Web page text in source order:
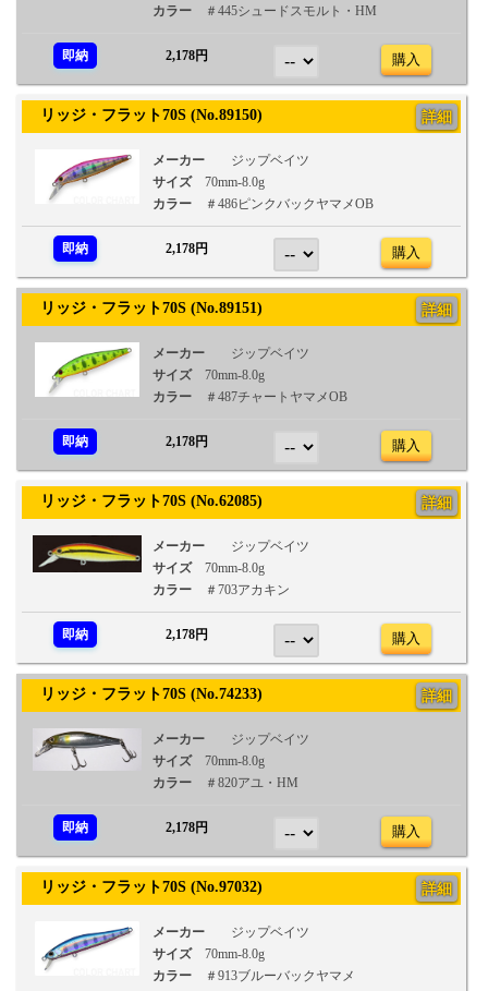
カラー
＃445シュードスモルト・HM
即納 2,178円 購入
リッジ・フラット70S (No.89150) 詳細
メーカー
ジップベイツ
サイズ
70mm-8.0g
カラー
＃486ピンクバックヤマメOB
即納 2,178円 購入
リッジ・フラット70S (No.89151) 詳細
メーカー
ジップベイツ
サイズ
70mm-8.0g
カラー
＃487チャートヤマメOB
即納 2,178円 購入
リッジ・フラット70S (No.62085) 詳細
メーカー
ジップベイツ
サイズ
70mm-8.0g
カラー
＃703アカキン
即納 2,178円 購入
リッジ・フラット70S (No.74233) 詳細
メーカー
ジップベイツ
サイズ
70mm-8.0g
カラー
＃820アユ・HM
即納 2,178円 購入
リッジ・フラット70S (No.97032) 詳細
メーカー
ジップベイツ
サイズ
70mm-8.0g
カラー
＃913ブルーバックヤマメ